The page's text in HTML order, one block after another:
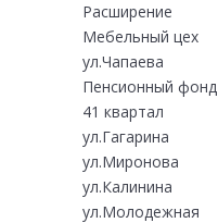
Расширение
Мебельный цех
ул.Чапаева
Пенсионный фонд
41 квартал
ул.Гагарина
ул.Миронова
ул.Калинина
ул.Молодежная